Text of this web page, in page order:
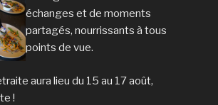
échanges et de moments
partagés, nourrissants à tous
points de vue.
aura lieu du 15 au 17 août,
!